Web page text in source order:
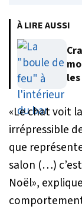
À LIRE AUSSI
«Le chat voit
irrépressible
que
salon (…)
Noël»,